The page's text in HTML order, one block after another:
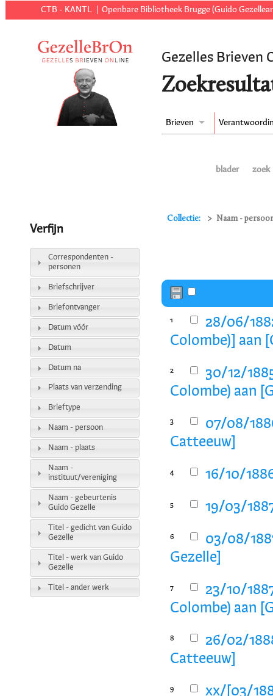
CTB - KANTL Openbare Bibliotheek Brugge (Guido
Gezelles Brieven
Brieven
blader zoek
Collectie: Naam -
1
28/06/
Colombe)] aan
2
30/12/
Colombe) aan
3
07/08/
Catteeuw]
4 16/10/
5 19/03/
6
03/08/
Gezelle]
7
23/10/
Colombe) aan
8
26/02/
Catteeuw]
9
xx/[03/
Verfijn
Correspondenten -
personen
Briefschrijver
Briefontvanger
Datum vóór
Datum
Datum na
Plaats van verzending
Brieftype
Naam - persoon
Naam - plaats
Naam -
instituut/vereniging
Naam - gebeurtenis
Guido Gezelle
Titel - gedicht van Guido
Gezelle
Titel - werk van Guido
Gezelle
Titel - ander werk